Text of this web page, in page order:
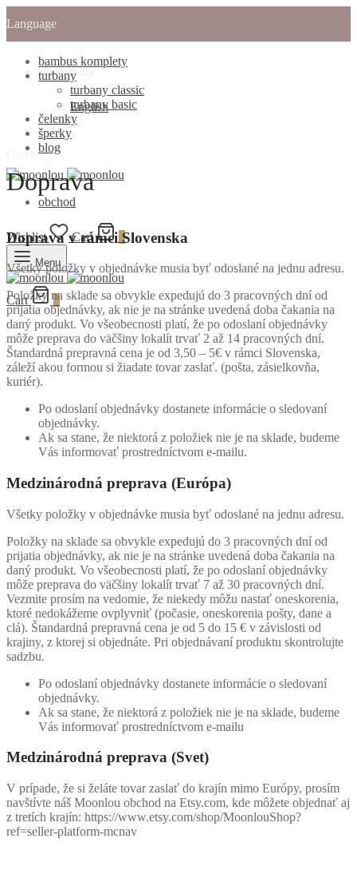
Language
Slovenčina
English
Currency
bambus komplety
turbany
turbany classic
turbany basic
čelenky
šperky
blog
obchod
Wishlist Cart 0
Menu
Cart 0
Doprava
Doprava v rámci Slovenska
Všetky položky v objednávke musia byť odoslané na jednu adresu.
Položky na sklade sa obvykle expedujú do 3 pracovných dní od
prijatia objednávky, ak nie je na stránke uvedená doba čakania na
daný produkt. Vo všeobecnosti platí, že po odoslaní objednávky
môže preprava do väčšiny lokalít trvať 2 až 14 pracovných dní.
Štandardná prepravná cena je od 3,50 – 5€ v rámci Slovenska,
záleží akou formou si žiadate tovar zaslať. (pošta, zásielkovňa,
kuriér).
Po odoslaní objednávky dostanete informácie o sledovaní
objednávky.
Ak sa stane, že niektorá z položiek nie je na sklade, budeme
Vás informovať prostredníctvom e-mailu.
Medzinárodná preprava (Európa)
Všetky položky v objednávke musia byť odoslané na jednu adresu.
Položky na sklade sa obvykle expedujú do 3 pracovných dní od
prijatia objednávky, ak nie je na stránke uvedená doba čakania na
daný produkt. Vo všeobecnosti platí, že po odoslaní objednávky
môže preprava do väčšiny lokalít trvať 7 až 30 pracovných dní.
Vezmite prosím na vedomie, že niekedy môžu nastať oneskorenia,
ktoré nedokážeme ovplyvniť (počasie, oneskorenia pošty, dane a
clá). Štandardná prepravná cena je od 5 do 15 € v závislosti od
krajiny, z ktorej si objednáte. Pri objednávaní produktu skontrolujte
sadzbu.
Po odoslaní objednávky dostanete informácie o sledovaní
objednávky.
Ak sa stane, že niektorá z položiek nie je na sklade, budeme
Vás informovať prostredníctvom e-mailu
Medzinárodná preprava (Svet)
V prípade, že si želáte tovar zaslať do krajín mimo Európy, prosím
navštívte náš Moonlou obchod na Etsy.com, kde môžete objednať aj
z tretích krajín: https://www.etsy.com/shop/MoonlouShop?
ref=seller-platform-mcnav